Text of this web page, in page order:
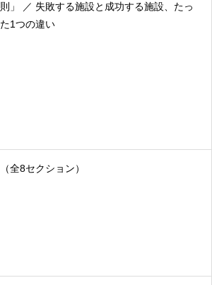
則」 ／ 失敗する施設と成功する施設、たっ
た1つの違い
（全8セクション）